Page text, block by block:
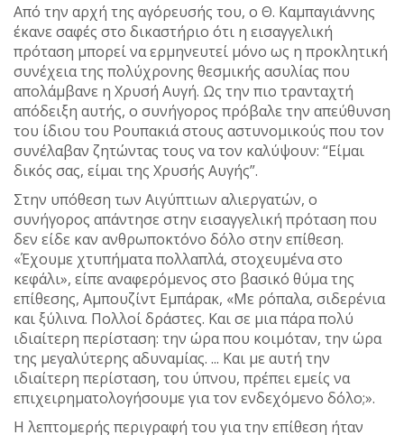
Από την αρχή της αγόρευσής του, ο Θ. Καμπαγιάννης
έκανε σαφές στο δικαστήριο ότι η εισαγγελική
πρόταση μπορεί να ερμηνευτεί μόνο ως η προκλητική
συνέχεια της πολύχρονης θεσμικής ασυλίας που
απολάμβανε η Χρυσή Αυγή. Ως την πιο τρανταχτή
απόδειξη αυτής, ο συνήγορος πρόβαλε την απεύθυνση
του ίδιου του Ρουπακιά στους αστυνομικούς που τον
συνέλαβαν ζητώντας τους να τον καλύψουν: “Είμαι
δικός σας, είμαι της Χρυσής Αυγής”.
Στην υπόθεση των Αιγύπτιων αλιεργατών, ο
συνήγορος απάντησε στην εισαγγελική πρόταση που
δεν είδε καν ανθρωποκτόνο δόλο στην επίθεση.
«Έχουμε χτυπήματα πολλαπλά, στοχευμένα στο
κεφάλι», είπε αναφερόμενος στο βασικό θύμα της
επίθεσης, Αμπουζίντ Εμπάρακ, «Με ρόπαλα, σιδερένια
και ξύλινα. Πολλοί δράστες. Και σε μια πάρα πολύ
ιδιαίτερη περίσταση: την ώρα που κοιμόταν, την ώρα
της μεγαλύτερης αδυναμίας. ... Και με αυτή την
ιδιαίτερη περίσταση, του ύπνου, πρέπει εμείς να
επιχειρηματολογήσουμε για τον ενδεχόμενο δόλο;».
Η λεπτομερής περιγραφή του για την επίθεση ήταν